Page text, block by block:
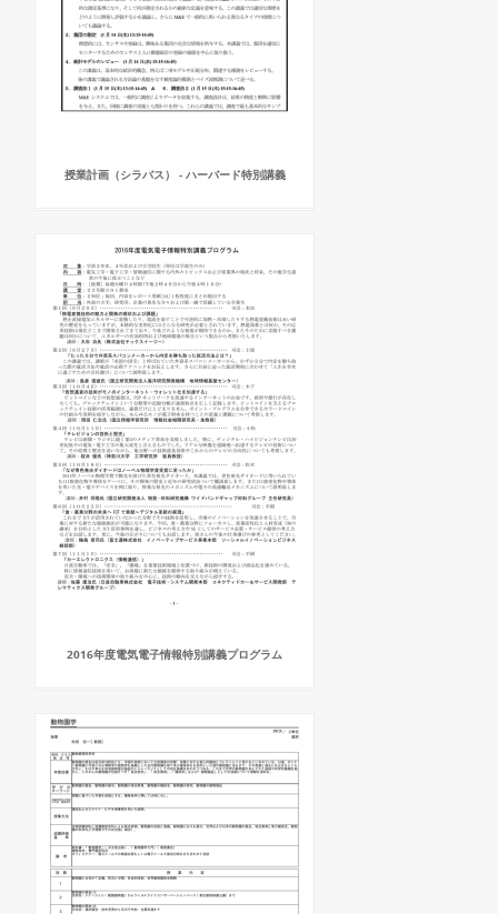
授業計画（シラバス） - ハーバード特別講義
2016年度電気電子情報特別講義プログラム